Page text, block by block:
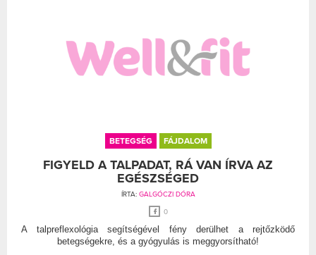
BETEGSÉG FÁJDALOM
FIGYELD A TALPADAT, RÁ VAN ÍRVA AZ
EGÉSZSÉGED
ÍRTA: GALGÓCZI DÓRA
0
A talpreflexológia segítségével fény derülhet a rejtőzködő
betegségekre, és a gyógyulás is meggyorsítható!